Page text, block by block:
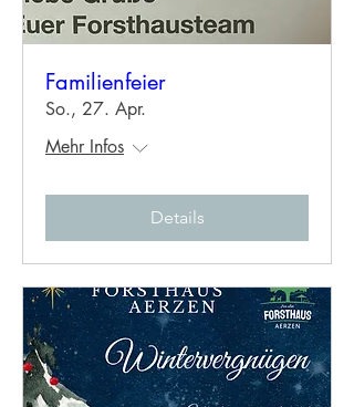
Familienfeier
So., 27. Apr.
Mehr Infos
Details